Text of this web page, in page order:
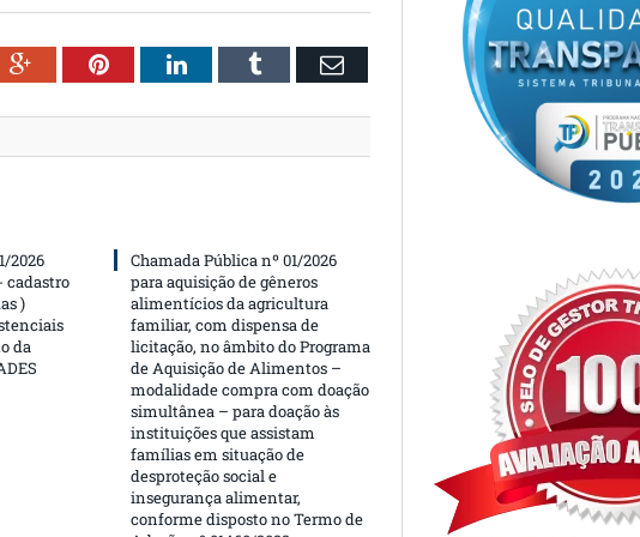
Google+Pinterest
LinkedInTumblrEmail
2026
cadastro
)
da
Chamada Pública nº 01/2026
para aquisição de gêneros
alimentícios da agricultura
familiar, com dispensa de
licitação, no âmbito do Programa
de Aquisição de Alimentos –
modalidade compra com doação
simultânea – para doação às
instituições que assistam
famílias em situação de
desproteção social e
insegurança alimentar,
conforme disposto no Termo de